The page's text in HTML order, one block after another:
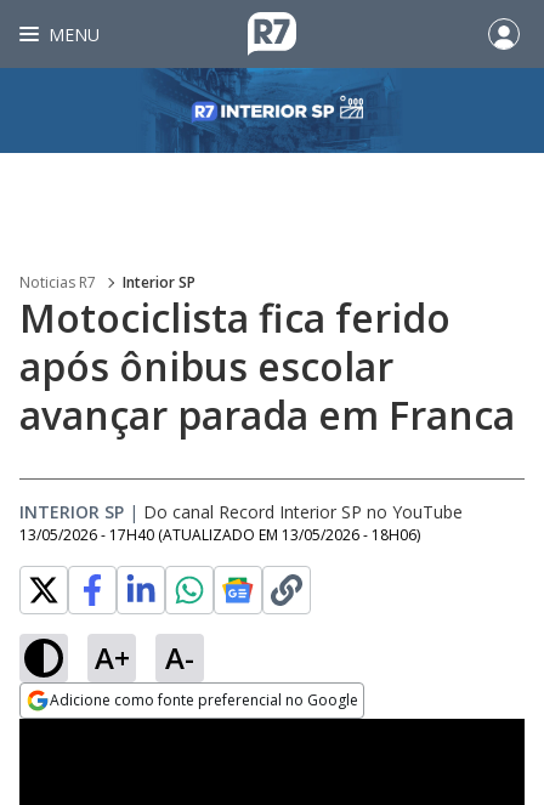
MENU
Noticias R7 Interior SP
Motociclista fica ferido
após ônibus escolar
avançar parada em Franca
INTERIOR SP | Do canal Record Interior SP no YouTube
13/05/2026 - 17H40 (ATUALIZADO EM 13/05/2026 - 18H06)
A+ A-
Adicione como fonte preferencial no Google